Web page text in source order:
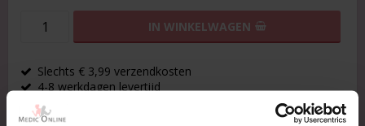
IN WINKELWAGEN
Slechts € 3,99 verzendkosten
4-8 werkdagen levertijd
30 dagen ruiltermijn
Snel antwoord via info@mediconline.nl